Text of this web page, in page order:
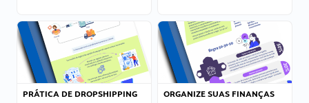
PRÁTICA DE DROPSHIPPING ORGANIZE SUAS FINANÇAS